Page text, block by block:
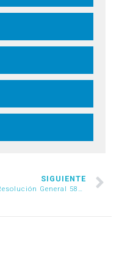
SIGUIENTE
Resolución General 5869/2026